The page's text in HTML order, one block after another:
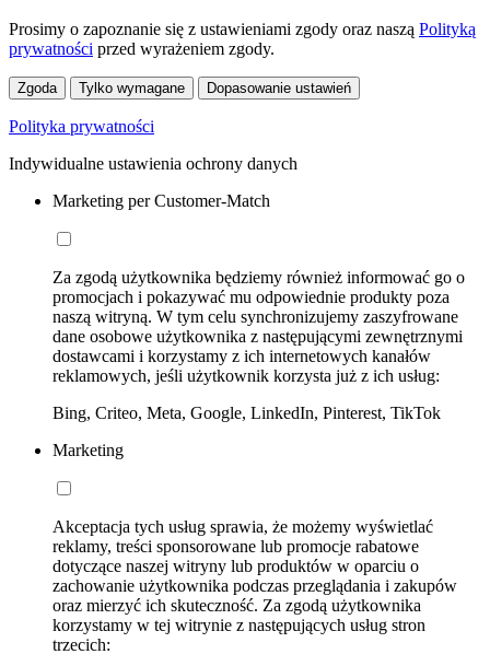
Prosimy o zapoznanie się z ustawieniami zgody oraz naszą Polityką
prywatności przed wyrażeniem zgody.
Zgoda Tylko wymagane Dopasowanie ustawień
Polityka prywatności
Indywidualne ustawienia ochrony danych
Marketing per Customer-Match
Za zgodą użytkownika będziemy również informować go o
promocjach i pokazywać mu odpowiednie produkty poza
naszą witryną. W tym celu synchronizujemy zaszyfrowane
dane osobowe użytkownika z następującymi zewnętrznymi
dostawcami i korzystamy z ich internetowych kanałów
reklamowych, jeśli użytkownik korzysta już z ich usług:
Bing, Criteo, Meta, Google, LinkedIn, Pinterest, TikTok
Marketing
Akceptacja tych usług sprawia, że możemy wyświetlać
reklamy, treści sponsorowane lub promocje rabatowe
dotyczące naszej witryny lub produktów w oparciu o
zachowanie użytkownika podczas przeglądania i zakupów
oraz mierzyć ich skuteczność. Za zgodą użytkownika
korzystamy w tej witrynie z następujących usług stron
trzecich: